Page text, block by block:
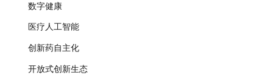
数字健康
医疗人工智能
创新药自主化
开放式创新生态